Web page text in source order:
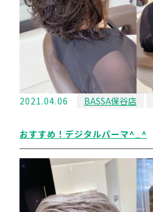
2021.04.06 BASSA保谷店
おすすめ！デジタルパーマ^_^